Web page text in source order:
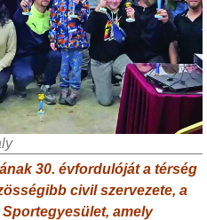
30. évfordulóját a térség
civil szervezete, a
amely